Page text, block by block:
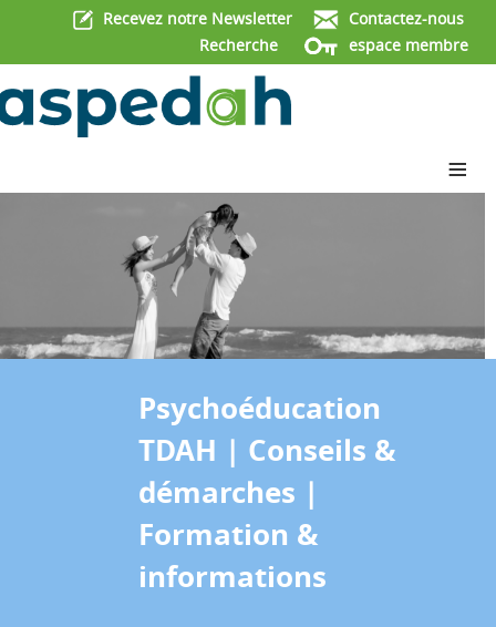
Recevez notre Newsletter
Contactez-nous
Recherche
espace membre
≡
Psychoéducation
TDAH | Conseils &
démarches |
Formation &
informations